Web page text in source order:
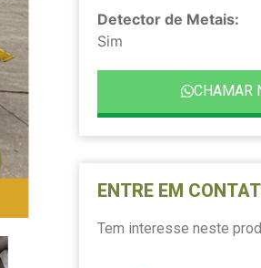
Detector de Metais:
Sim
CHAMAR
ENTRE EM
Tem interesse neste